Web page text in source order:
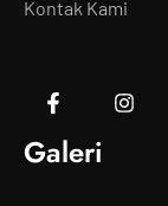
Kontak Kami
Galeri